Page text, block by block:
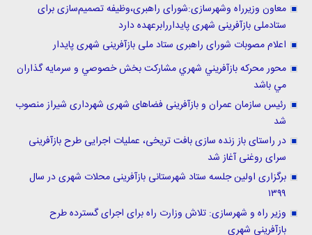
معاون وزیرراه وشهرسازی:شورای راهبری،وظیفه تصمیم‌سازی برای
ستادملی بازآفرینی شهری پایداررابرعهده دارد
اعلام مصوبات شورای راهبری ستاد ملی بازآفرینی شهری پایدار
محور محركه بازآفريني شهري مشاركت بخش خصوصي و سرمایه گذاران
مي باشد
رئیس سازمان عمران و بازآفرینی فضاهای شهری شهرداری شیراز منصوب
شد
در راستای باز زنده سازی بافت تریخی، عملیات اجرایی طرح بازآفرینی
سرای روغنی آغاز شد
برگزاری اولین جلسه ستاد شهرستانی بازآفرینی محلات شهری در سال
۱۳۹۹
وزیر راه و شهرسازی: تلاش وزارت راه برای اجرای گسترده طرح
بازآفرینی شهری